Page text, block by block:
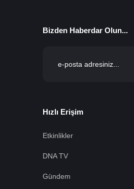
Bizden Haberdar Olun...
Hızlı Erişim
Etkinlikler
DNA TV
Gündem